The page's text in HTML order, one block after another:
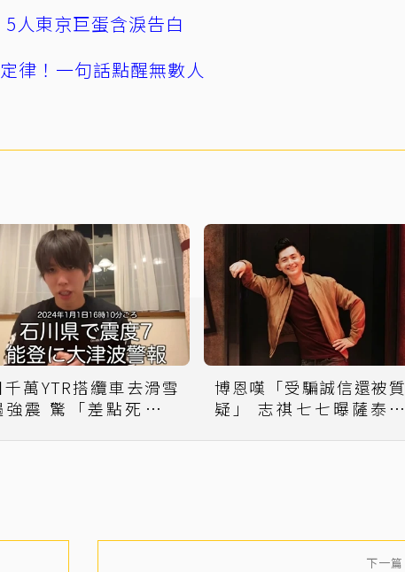
人東京巨蛋含淚告白
律！一句話點醒無數人
千萬YTR搭纜車去滑雪
強震 驚「差點死於雪
博恩嘆「受騙誠信還被質
疑」 志祺七七曝薩泰爾
下一篇